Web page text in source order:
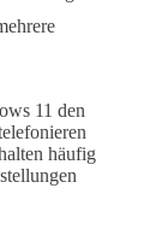
11 den
häufig